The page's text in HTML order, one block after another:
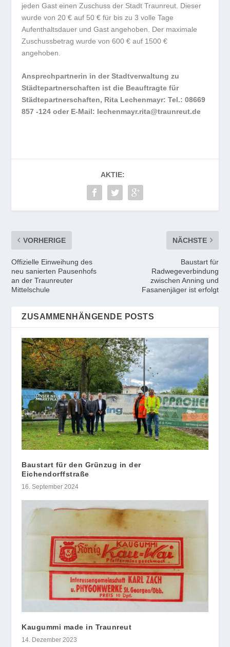
jeden Gast einen Zuschuss der Stadt Traunreut. Dieser
wurde von 20 € auf 50 € für bis zu 3 volle Tage
Aufenthaltsdauer und Gast angehoben. Der maximale
Zuschussbetrag wurde von 600 € auf 1500 €
angehoben.
Ansprechpartnerin in der Stadtverwaltung zu
Städtepartnerschaften ist die Beauftragte für
Städtepartnerschaften, Rita Lechenmayr: Tel.: 08669
857 -124 oder E-Mail: lechenmayr.rita@traunreut.de
AKTIE:
VORHERIGE
Offizielle Einweihung des
neu sanierten Pausenhofs
an der Traunreuter
Mittelschule
NÄCHSTE
Baustart für
Radwegeverbindung
zwischen Anning und
Fasanenjäger ist erfolgt
ZUSAMMENHÄNGENDE POSTS
Baustart für den Grünzug in der
Eichendorffstraße
16. September 2024
Kaugummi made in Traunreut
14. Dezember 2023